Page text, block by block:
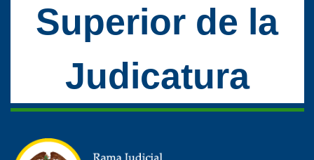
Superior de la
Judicatura